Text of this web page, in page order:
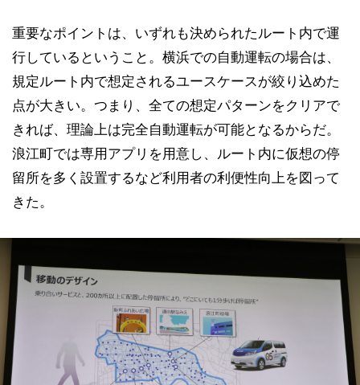
重要なポイントは、いずれも決められたルート内で運
行しているということ。横浜での自動運転の場合は、
規定ルート内で想定されるユースケースが絞り込めた
点が大きい。つまり、全ての想定パターンをクリアで
きれば、理論上は完全自動運転が可能となるからだ。
浪江町では専用アプリを用意し、ルート内に仮想の停
留所を多く設置するなど利用者の利便性向上を図って
きた。